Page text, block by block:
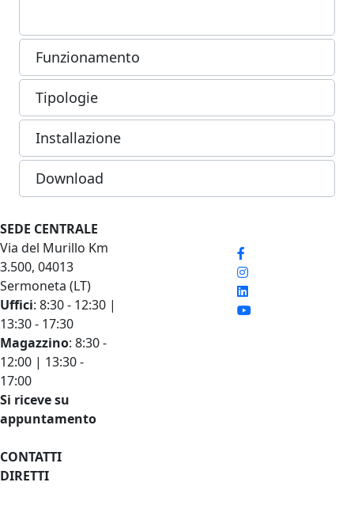
Funzionamento
Tipologie
Installazione
Download
SEDE CENTRALE
Via del Murillo Km
3.500, 04013
Sermoneta (LT)
Uffici: 8:30 - 12:30 |
13:30 - 17:30
Magazzino: 8:30 -
12:00 | 13:30 -
17:00
Si riceve su
appuntamento
CONTATTI
DIRETTI